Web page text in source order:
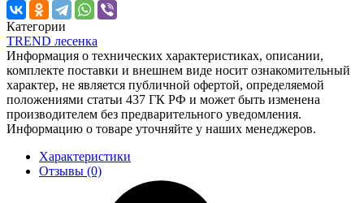
Категории
TREND лесенка
Информация о технических характеристиках, описании,
комплекте поставки и внешнем виде носит ознакомительный
характер, не является публичной офертой, определяемой
положениями статьи 437 ГК РФ и может быть изменена
производителем без предварительного уведомления.
Информацию о товаре уточняйте у наших менеджеров.
Характеристики
Отзывы (0)